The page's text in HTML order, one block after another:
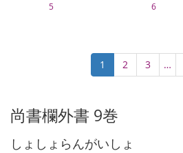
5 6
Current
page
1 Page
2 Page
3 …
尚書欄外書 9巻
しょしょらんがいしょ